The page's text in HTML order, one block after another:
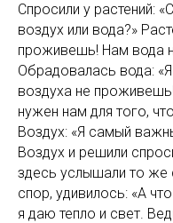
Спросили у растений:
воздух или вода?»
проживешь! Нам вода
Обрадовалась вода:
воздуха не
нужен нам для того,
Воздух: «Я самый
Воздух и решили
здесь услышали то
спор, удивилось: «А
я даю тепло и свет.